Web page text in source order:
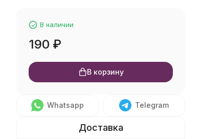
В наличии
190 ₽
В корзину
Whatsapp Telegram